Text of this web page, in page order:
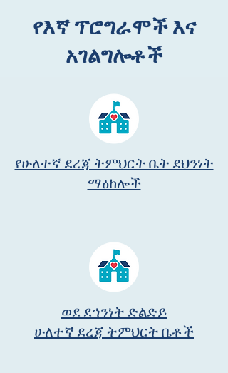
የእኛ ፕሮግራሞች እና
አገልግሎቶች
የሁለተኛ ደረጃ ትምህርት ቤት ደህንነት
ማዕከሎች
ወደ ደኅንነት ድልድይ
ሁለተኛ ደረጃ ትምህርት ቤቶች